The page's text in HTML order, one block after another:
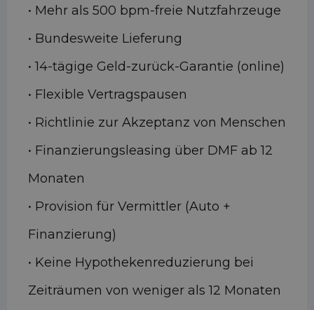
• Mehr als 500 bpm-freie Nutzfahrzeuge
• Bundesweite Lieferung
• 14-tägige Geld-zurück-Garantie (online)
• Flexible Vertragspausen
• Richtlinie zur Akzeptanz von Menschen
• Finanzierungsleasing über DMF ab 12
Monaten
• Provision für Vermittler (Auto +
Finanzierung)
• Keine Hypothekenreduzierung bei
Zeiträumen von weniger als 12 Monaten